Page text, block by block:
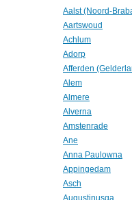
Aalst (Noord-
Aartswoud
Achlum
Adorp
Afferden
Alem
Almere
Alverna
Amstenrade
Ane
Anna Paulowna
Appingedam
Asch
Augustinusga